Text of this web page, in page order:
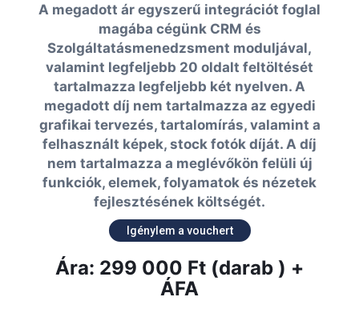
A megadott ár egyszerű integrációt foglal
magába cégünk CRM és
Szolgáltatásmenedzsment moduljával,
valamint legfeljebb 20 oldalt feltöltését
tartalmazza legfeljebb két nyelven. A
megadott díj nem tartalmazza az egyedi
grafikai tervezés, tartalomírás, valamint a
felhasznált képek, stock fotók díját. A díj
nem tartalmazza a meglévőkön felüli új
funkciók, elemek, folyamatok és nézetek
fejlesztésének költségét.
Igénylem a vouchert
Ára: 299 000 Ft (darab ) +
ÁFA